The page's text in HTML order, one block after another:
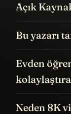
Açık
Bu yazarı
Evden
Neden 8K